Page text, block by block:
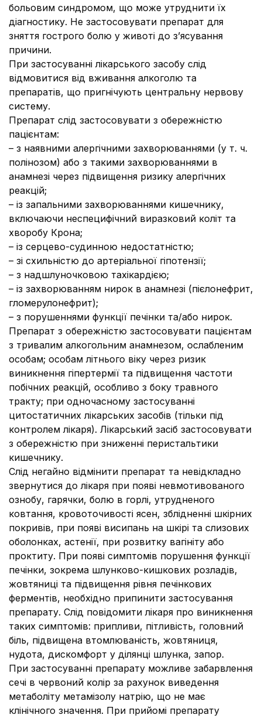
больовим синдромом, що може утруднити їх
діагностику. Не застосовувати препарат для
зняття гострого болю у животі до з’ясування
причини.
При застосуванні лікарського засобу слід
відмовитися від вживання алкоголю та
препаратів, що пригнічують центральну нервову
систему.
Препарат слід застосовувати з обережністю
пацієнтам:
– з наявними алергічними захворюваннями (у т. ч.
полінозом) або з такими захворюваннями в
анамнезі через підвищення ризику алергічних
реакцій;
– із запальними захворюваннями кишечнику,
включаючи неспецифічний виразковий коліт та
хворобу Крона;
– із серцево-судинною недостатністю;
– зі схильністю до артеріальної гіпотензії;
– з надшлуночковою тахікардією;
– із захворюванням нирок в анамнезі (пієлонефрит,
гломерулонефрит);
– з порушеннями функції печінки та/або нирок.
Препарат з обережністю застосовувати пацієнтам
з тривалим алкогольним анамнезом, ослабленим
особам; особам літнього віку через ризик
виникнення гіпертермії та підвищення частоти
побічних реакцій, особливо з боку травного
тракту; при одночасному застосуванні
цитостатичних лікарських засобів (тільки під
контролем лікаря). Лікарський засіб застосовувати
з обережністю при зниженні перистальтики
кишечнику.
Слід негайно відмінити препарат та невідкладно
звернутися до лікаря при появі невмотивованого
ознобу, гарячки, болю в горлі, утрудненого
ковтання, кровоточивості ясен, зблідненні шкірних
покривів, при появі висипань на шкірі та слизових
оболонках, астенії, при розвитку вагініту або
проктиту. При появі симптомів порушення функції
печінки, зокрема шлунково-кишкових розладів,
жовтяниці та підвищення рівня печінкових
ферментів, необхідно припинити застосування
препарату. Слід повідомити лікаря про виникнення
таких симптомів: припливи, пітливість, головний
біль, підвищена втомлюваність, жовтяниця,
нудота, дискомфорт у ділянці шлунка, запор.
При застосуванні препарату можливе забарвлення
сечі в червоний колір за рахунок виведення
метаболіту метамізолу натрію, що не має
клінічного значення. При прийомі препарату